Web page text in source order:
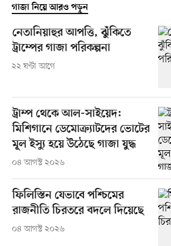
গাজা নিয়ে আরও পড়ুন
নেতানিয়াহুর আপত্তি, ঝুঁকিতে
ট্রাম্পের গাজা পরিকল্পনা
২২ ঘণ্টা আগে
ট্রাম্প থেকে আল-সাইয়েদ:
মিশিগানে ডেমোক্র্যাটদের ভোটের
মূল ইস্যু হয়ে উঠেছে গাজা যুদ্ধ
০৪ আগস্ট ২০২৬
ফিলিস্তিন যেভাবে পশ্চিমের
রাজনীতি চিরতরে বদলে দিয়েছে
০৪ আগস্ট ২০২৬